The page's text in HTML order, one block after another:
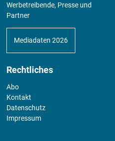
Werbetreibende, Presse und
Partner
Mediadaten 2026
Rechtliches
Abo
Kontakt
Datenschutz
Impressum